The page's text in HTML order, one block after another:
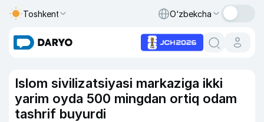
Toshkent O‘zbekcha
Islom sivilizatsiyasi markaziga ikki
yarim oyda 500 mingdan ortiq odam
tashrif buyurdi